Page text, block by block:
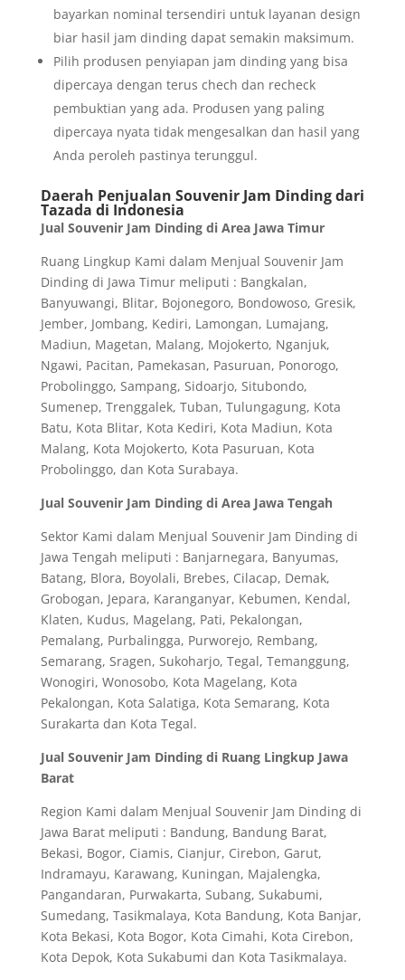
bayarkan nominal tersendiri untuk layanan design
biar hasil jam dinding dapat semakin maksimum.
Pilih produsen penyiapan jam dinding yang bisa
dipercaya dengan terus chech dan recheck
pembuktian yang ada. Produsen yang paling
dipercaya nyata tidak mengesalkan dan hasil yang
Anda peroleh pastinya terunggul.
Daerah Penjualan Souvenir Jam Dinding dari
Tazada di Indonesia
Jual Souvenir Jam Dinding di Area Jawa Timur
Ruang Lingkup Kami dalam Menjual Souvenir Jam
Dinding di Jawa Timur meliputi : Bangkalan,
Banyuwangi, Blitar, Bojonegoro, Bondowoso, Gresik,
Jember, Jombang, Kediri, Lamongan, Lumajang,
Madiun, Magetan, Malang, Mojokerto, Nganjuk,
Ngawi, Pacitan, Pamekasan, Pasuruan, Ponorogo,
Probolinggo, Sampang, Sidoarjo, Situbondo,
Sumenep, Trenggalek, Tuban, Tulungagung, Kota
Batu, Kota Blitar, Kota Kediri, Kota Madiun, Kota
Malang, Kota Mojokerto, Kota Pasuruan, Kota
Probolinggo, dan Kota Surabaya.
Jual Souvenir Jam Dinding di Area Jawa Tengah
Sektor Kami dalam Menjual Souvenir Jam Dinding di
Jawa Tengah meliputi : Banjarnegara, Banyumas,
Batang, Blora, Boyolali, Brebes, Cilacap, Demak,
Grobogan, Jepara, Karanganyar, Kebumen, Kendal,
Klaten, Kudus, Magelang, Pati, Pekalongan,
Pemalang, Purbalingga, Purworejo, Rembang,
Semarang, Sragen, Sukoharjo, Tegal, Temanggung,
Wonogiri, Wonosobo, Kota Magelang, Kota
Pekalongan, Kota Salatiga, Kota Semarang, Kota
Surakarta dan Kota Tegal.
Jual Souvenir Jam Dinding di Ruang Lingkup Jawa
Barat
Region Kami dalam Menjual Souvenir Jam Dinding di
Jawa Barat meliputi : Bandung, Bandung Barat,
Bekasi, Bogor, Ciamis, Cianjur, Cirebon, Garut,
Indramayu, Karawang, Kuningan, Majalengka,
Pangandaran, Purwakarta, Subang, Sukabumi,
Sumedang, Tasikmalaya, Kota Bandung, Kota Banjar,
Kota Bekasi, Kota Bogor, Kota Cimahi, Kota Cirebon,
Kota Depok, Kota Sukabumi dan Kota Tasikmalaya.